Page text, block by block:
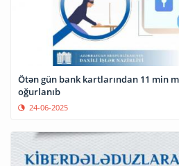
Ötən gün bank kartlarından 11 min
oğurlanıb
24-06-2025